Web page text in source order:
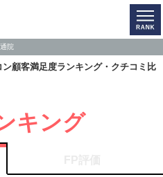
通院
ン顧客満足度ランキング・クチコミ比
キング